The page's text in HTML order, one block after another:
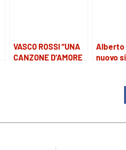
VASCO ROSSI “UNA
CANZONE D’AMORE
Alberto
nuovo